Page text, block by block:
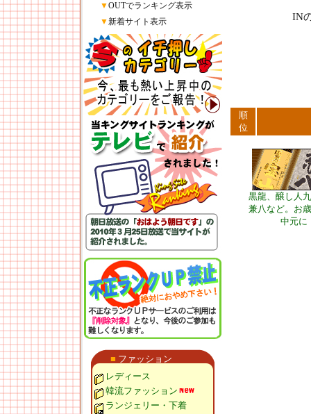
▼OUTでランキング表示
▼新着サイト表示
■ ファッション
レディース
韓流ファッション
ランジェリー・下着
IN
順
位
黒龍、醸し人
兼八など。お
中元に